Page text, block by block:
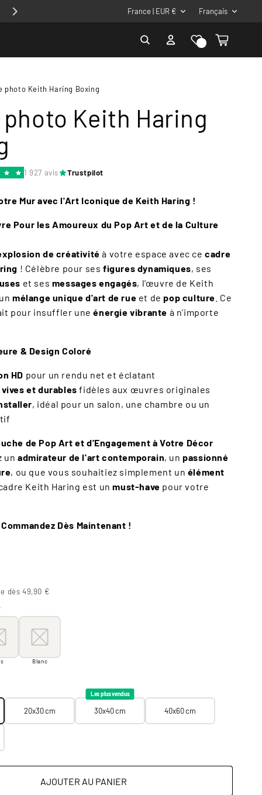
Profite de - 10% avec le code 10CADRE
P
s
é
France | EUR €
L
n
g
Français
Connexion
Liste de
souhaits
Panier
photo Keith Haring Boxing
Keith Haring
1 927 avis Trustpilot
Mur avec l'Art Iconique de Keith Haring !
Pour les Amoureux du Pop Art et de la Culture
de créativité à votre espace avec cecadre
! Célèbre pour ses figures dynamiques, ses
et ses messages engagés, l’œuvre de Keith
mélange unique d'art de rue et depop culture . Ce
pour insuffler uneénergie vibrante à n’importe
& Design Coloré
HD pour un rendu net et éclatant
et durables fidèles aux œuvres originales
, idéal pour un salon, une chambre ou un
de Pop Art et d’Engagement à Votre Décor
un admirateur de l'art contemporain, unpassionné
, ou que vous souhaitiez simplement un élément
Keith Haring est unmust-have pour votre
Dès Maintenant !
dès 49,90 €
Blanc
30x40 cm 40x60 cm
Blanc
20x30 cm
Les plus vendus
30x40 cm 40x60 cm
AJOUTER AU PANIER